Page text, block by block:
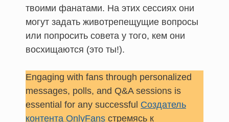
твоими фанатами. На этих сессиях они
могут задать животрепещущие вопросы
или попросить совета у того, кем они
восхищаются (это ты!).
Engaging with fans through personalized
messages, polls, and Q&A sessions is
essential for any successful Создатель
контента OnlyFans стремясь к